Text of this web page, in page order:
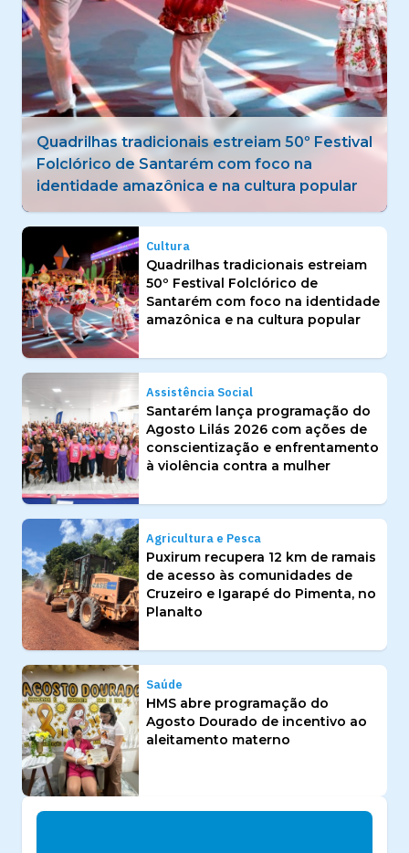
Santarém lança programação do Agosto
Lilás 2026 com ações de conscientização e
enfrentamento à violência contra a mulher
Cultura
Quadrilhas tradicionais estreiam
50º Festival Folclórico de
Santarém com foco na identidade
amazônica e na cultura popular
Assistência Social
Santarém lança programação do
Agosto Lilás 2026 com ações de
conscientização e enfrentamento
à violência contra a mulher
Agricultura e Pesca
Puxirum recupera 12 km de ramais
de acesso às comunidades de
Cruzeiro e Igarapé do Pimenta, no
Planalto
Saúde
HMS abre programação do
Agosto Dourado de incentivo ao
aleitamento materno